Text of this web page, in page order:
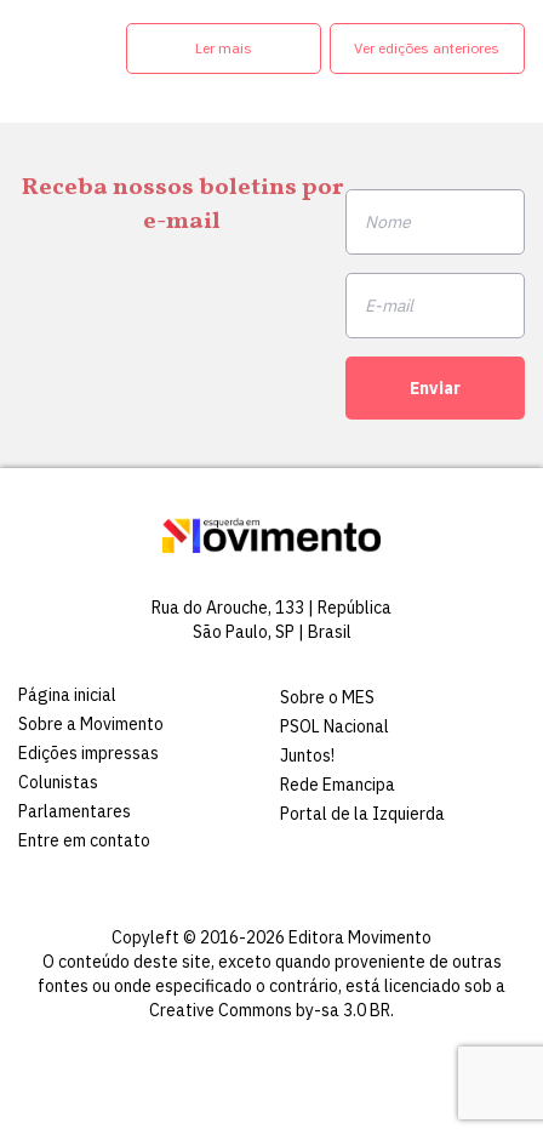
Ler mais Ver edições anteriores
Receba nossos boletins por
e-mail
Enviar
Rua do Arouche, 133 | República
São Paulo, SP | Brasil
Página inicial
Sobre a Movimento
Edições impressas
Colunistas
Parlamentares
Entre em contato
Sobre o MES
PSOL Nacional
Juntos!
Rede Emancipa
Portal de la Izquierda
Copyleft © 2016-2026 Editora Movimento
O conteúdo deste site, exceto quando proveniente de outras
fontes ou onde especificado o contrário, está licenciado sob a
Creative Commons by-sa 3.0 BR.